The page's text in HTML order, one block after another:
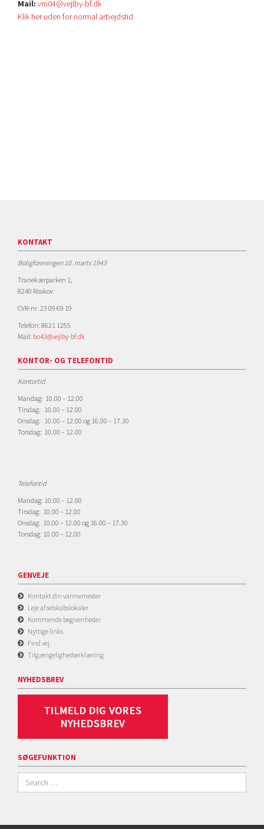
Mail: vm04@vejlby-bf.dk
Klik her uden for normal arbejdstid
KONTAKT
Boligforeningen 10. marts 1943
Tranekærparken 1,
8240 Risskov
CVR-nr. 23 09 69 19
Telefon: 8621 1255
Mail: bo43@vejlby-bf.dk
KONTOR- OG TELEFONTID
Kontortid
Mandag: 10.00 – 12.00
Tirsdag: 10.00 – 12.00
Onsdag: 10.00 – 12.00 og 16.00 – 17.30
Torsdag: 10.00 – 12.00
Telefontid
Mandag: 10.00 – 12.00
Tirsdag: 10.00 – 12.00
Onsdag: 10.00 – 12.00 og 16.00 – 17.30
Torsdag: 10.00 – 12.00
GENVEJE
Kontakt din varmemester
Leje af selskabslokaler
Kommende begivenheder
Nyttige links
Find vej
Tilgængelighedserklæring
NYHEDSBREV
SØGEFUNKTION